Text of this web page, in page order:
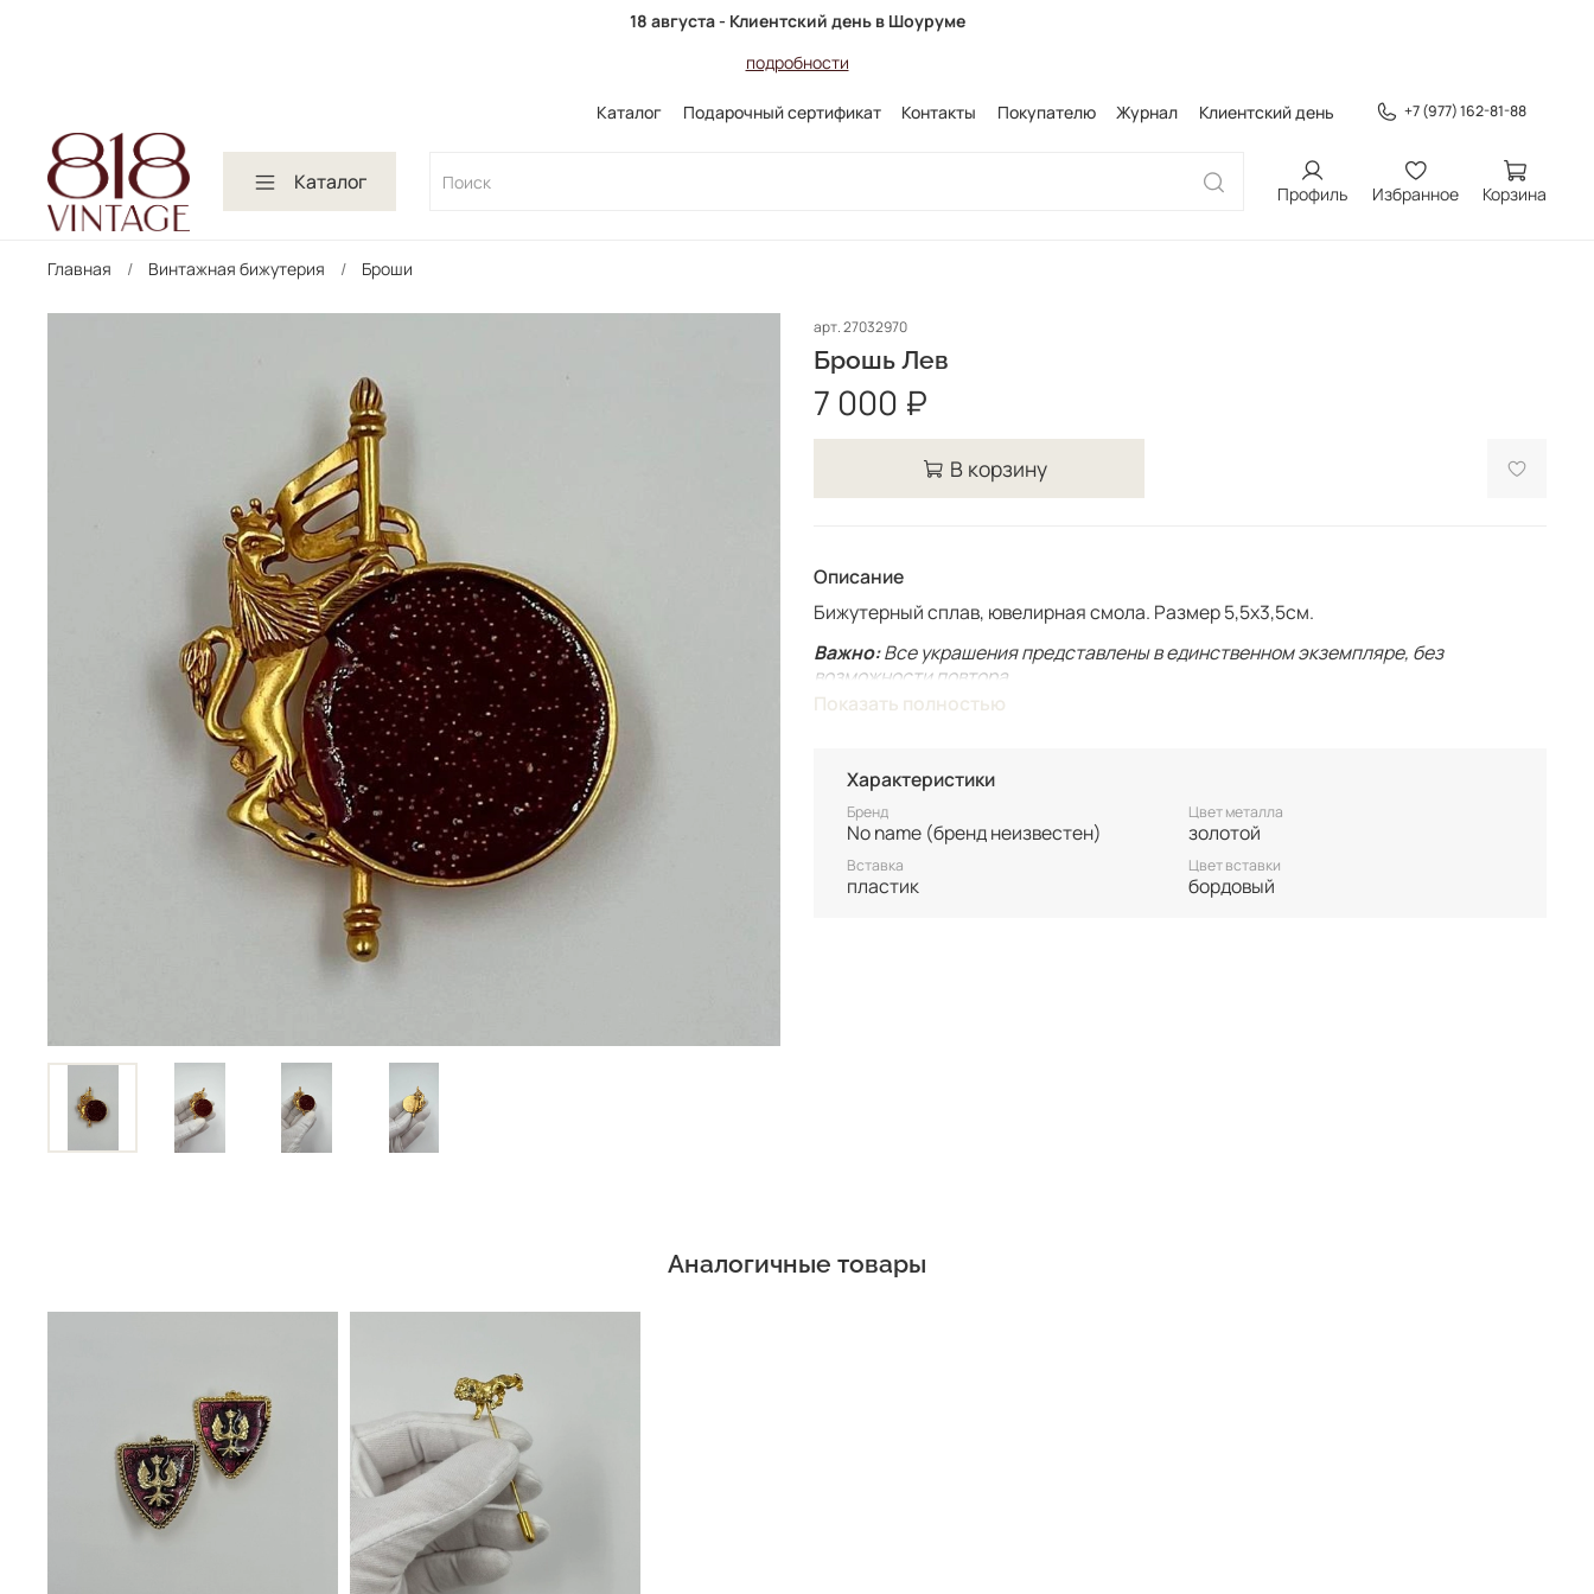
18 августа - Клиентский день в Шоуруме
подробности
Каталог Подарочный сертификат Контакты Покупателю Журнал Клиентский день +7 (977) 162-81-88
Каталог Профиль Избранное Корзина
Главная Винтажная бижутерия Броши
арт.27032970
Брошь Лев
7 000 ₽
В корзину
Описание
Бижутерный сплав, ювелирная смола. Размер 5,5х3,5см.
Важно:Все украшения представлены в единственном экземпляре, без
возможности повтора.
Для вашего комфорта у нас нет БРОНИ, украшение гарантировано становится
Винтаж не подлежит возврату. Все важные для вас нюансы по размеру и
состоянию уточняйте перед покупкой.
Показать полностью
Характеристики
Бренд
No name (бренд неизвестен)
Цвет металла
золотой
Вставка
пластик
Цвет вставки
бордовый
Аналогичные товары